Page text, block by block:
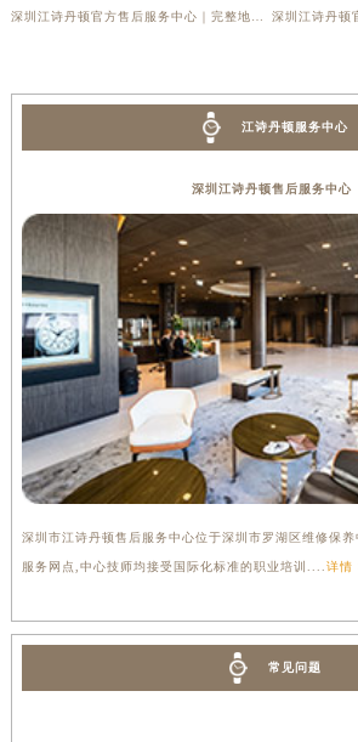
江诗丹顿服务中心
深圳江诗丹顿售后服务中心
深圳市江诗丹顿售后服务中心位于深圳市罗湖区维修保
服务网点,中心技师均接受国际化标准的职业培训.... 详情
常见问题